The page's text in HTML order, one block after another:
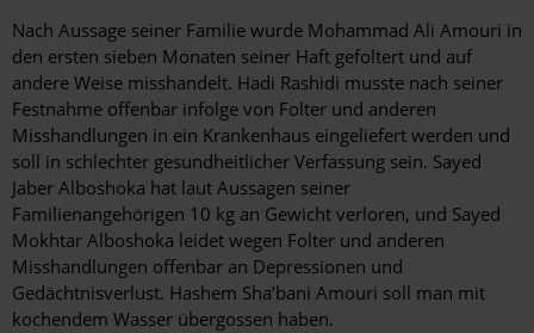
Nach Aussage seiner Familie wurde Mohammad Ali Amouri in
den ersten sieben Monaten seiner Haft gefoltert und auf
andere Weise misshandelt. Hadi Rashidi musste nach seiner
Festnahme offenbar infolge von Folter und anderen
Misshandlungen in ein Krankenhaus eingeliefert werden und
soll in schlechter gesundheitlicher Verfassung sein. Sayed
Jaber Alboshoka hat laut Aussagen seiner
Familienangehörigen 10 kg an Gewicht verloren, und Sayed
Mokhtar Alboshoka leidet wegen Folter und anderen
Misshandlungen offenbar an Depressionen und
Gedächtnisverlust. Hashem Sha’bani Amouri soll man mit
kochendem Wasser übergossen haben.